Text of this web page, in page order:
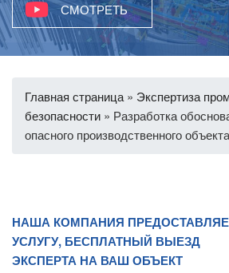
СМОТРЕТЬ
Главная страница » Экспертиза
безопасности » Разработка
опасного производственного объекта
НАША КОМПАНИЯ
УСЛУГУ, БЕСПЛАТНЫЙ ВЫЕЗД
ЭКСПЕРТА НА ВАШ ОБЪЕКТ